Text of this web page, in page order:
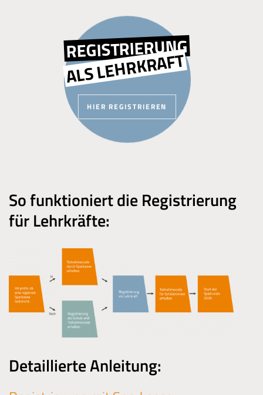
REGISTRIERUNG
ALS LEHRKRAFT
HIER REGISTRIEREN
So funktioniert die Registrierung
für Lehrkräfte:
Detaillierte Anleitung: